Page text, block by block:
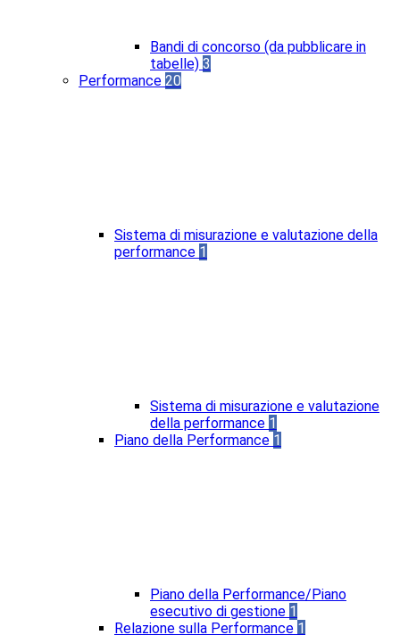
Bandi di concorso (da pubblicare in
tabelle) 3
Performance 20
Sistema di misurazione e valutazione della
performance 1
Sistema di misurazione e valutazione
della performance 1
Piano della Performance 1
Piano della Performance/Piano
esecutivo di gestione 1
Relazione sulla Performance 1